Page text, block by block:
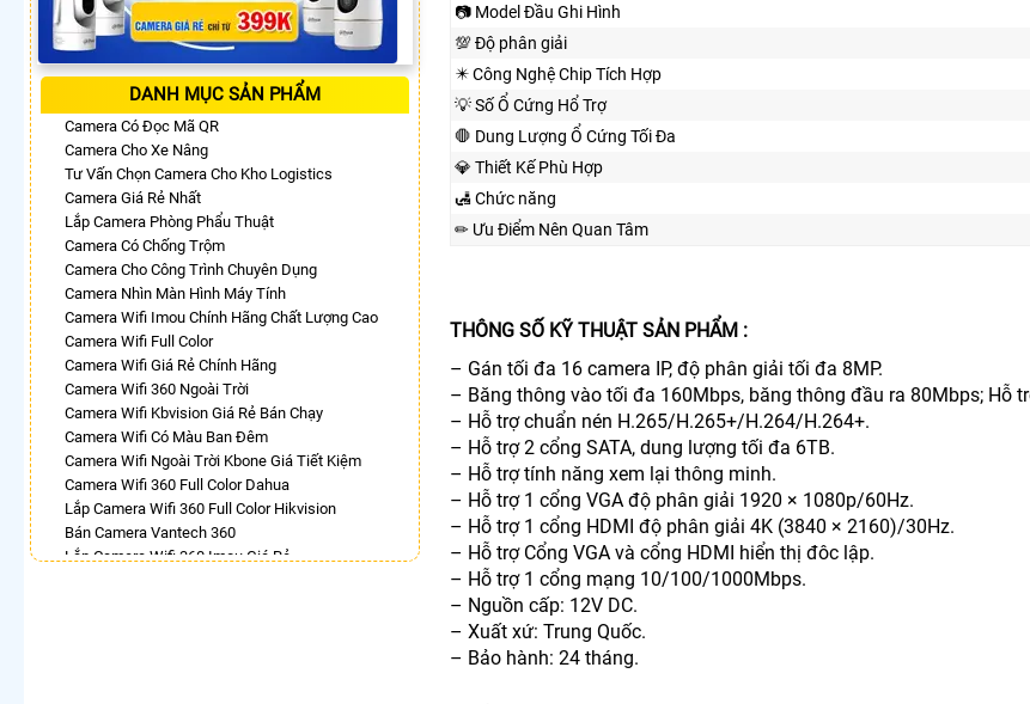
DANH MỤC SẢN PHẨM
Camera Có Đọc Mã QR
Camera Cho Xe Nâng
Tư Vấn Chọn Camera Cho Kho Logistics
Camera Giá Rẻ Nhất
Lắp Camera Phòng Phẩu Thuật
Camera Có Chống Trộm
Camera Cho Công Trình Chuyên Dụng
Camera Nhìn Màn Hình Máy Tính
Camera Wifi Imou Chính Hãng Chất Lượng Cao
Camera Wifi Full Color
Camera Wifi Giá Rẻ Chính Hãng
Camera Wifi 360 Ngoài Trời
Camera Wifi Kbvision Giá Rẻ Bán Chạy
Camera Wifi Có Màu Ban Đêm
Camera Wifi Ngoài Trời Kbone Giá Tiết Kiệm
Camera Wifi 360 Full Color Dahua
Lắp Camera Wifi 360 Full Color Hikvision
Bán Camera Vantech 360
Lắp Camera Wifi 360 Imou Giá Rẻ
📷 Model Đầu Ghi Hình
💯 Độ phân giải
✴️ Công Nghệ Chip Tích Hợp
💡 Số Ổ Cứng Hổ Trợ
🛑 Dung Lượng Ổ Cứng Tối Đa
💎 Thiết Kế Phù Hợp
🛃 Chức năng
✏ Ưu Điểm Nên Quan Tâm
THÔNG SỐ KỸ THUẬT SẢN PHẨM :
– Gán tối đa 16 camera IP, độ phân giải tối đa 8MP.
– Băng thông vào tối đa 160Mbps, băng thông đầu ra 80Mbps; Hỗ
– Hỗ trợ chuẩn nén H.265/H.265+/H.264/H.264+.
– Hỗ trợ 2 cổng SATA, dung lượng tối đa 6TB.
– Hỗ trợ tính năng xem lại thông minh.
– Hỗ trợ 1 cổng VGA độ phân giải 1920 × 1080p/60Hz.
– Hỗ trợ 1 cổng HDMI độ phân giải 4K (3840 × 2160)/30Hz.
– Hỗ trợ Cổng VGA và cổng HDMI hiển thị đôc lập.
– Hỗ trợ 1 cổng mạng 10/100/1000Mbps.
– Nguồn cấp: 12V DC.
– Xuất xứ: Trung Quốc.
– Bảo hành: 24 tháng.